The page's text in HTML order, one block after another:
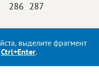
286 287
выделите фрагмент
Ctrl+Enter.